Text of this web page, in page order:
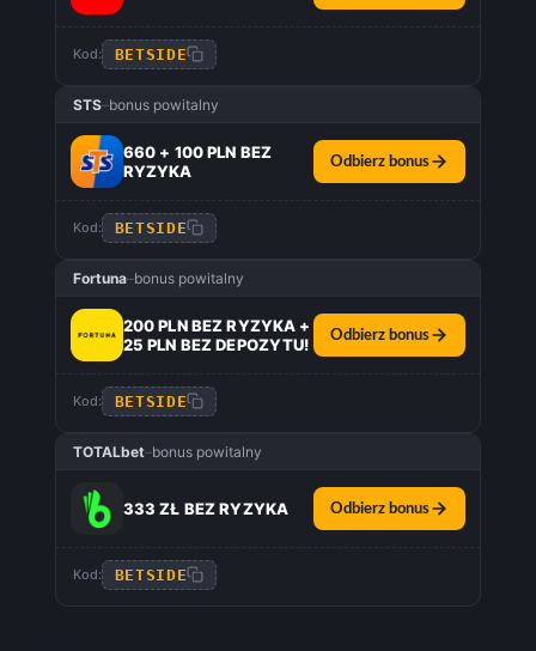
Kod: BETSIDE
STS–bonus powitalny
660 + 100 PLN BEZ
RYZYKA
Odbierz bonus
Kod: BETSIDE
Fortuna–bonus powitalny
200 PLN BEZ RYZYKA +
25 PLN BEZ DEPOZYTU!
Odbierz bonus
Kod: BETSIDE
TOTALbet–bonus powitalny
333 ZŁ BEZ RYZYKA Odbierz bonus
Kod: BETSIDE